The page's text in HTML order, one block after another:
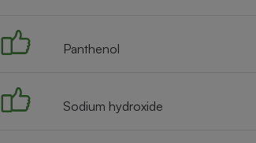
Panthenol
Sodium hydroxide